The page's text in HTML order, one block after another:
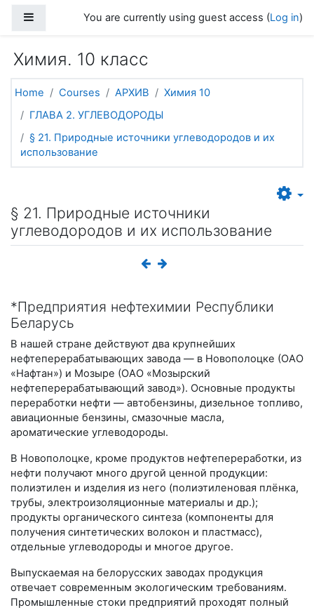
Side panelYou are currently using guest access (Log in)
Химия. 10 класс
Home Courses АРХИВ
Химия 10
ГЛАВА 2. УГЛЕВОДОРОДЫ
§ 21. Природные источники углеводородов и их
использование
§ 21. Природные источники
углеводородов и их использование
*Предприятия нефтехимии Республики
Беларусь
В нашей стране действуют два крупнейших
нефтеперерабатывающих завода — в Новополоцке (ОАО
«Нафтан») и Мозыре (ОАО «Мозырский
нефтеперерабатывающий завод»). Основные продукты
переработки нефти — автобензины, дизельное топливо,
авиационные бензины, смазочные масла,
ароматические углеводороды.
В Новополоцке, кроме продуктов нефтепереработки, из
нефти получают много другой ценной продукции:
полиэтилен и изделия из него (полиэтиленовая плёнка,
трубы, электроизоляционные материалы и др.);
продукты органического синтеза (компоненты для
получения синтетических волокон и пластмасс),
отдельные углеводороды и многое другое.
Выпускаемая на белорусских заводах продукция
отвечает современным экологическим требованиям.
Промышленные стоки предприятий проходят полный